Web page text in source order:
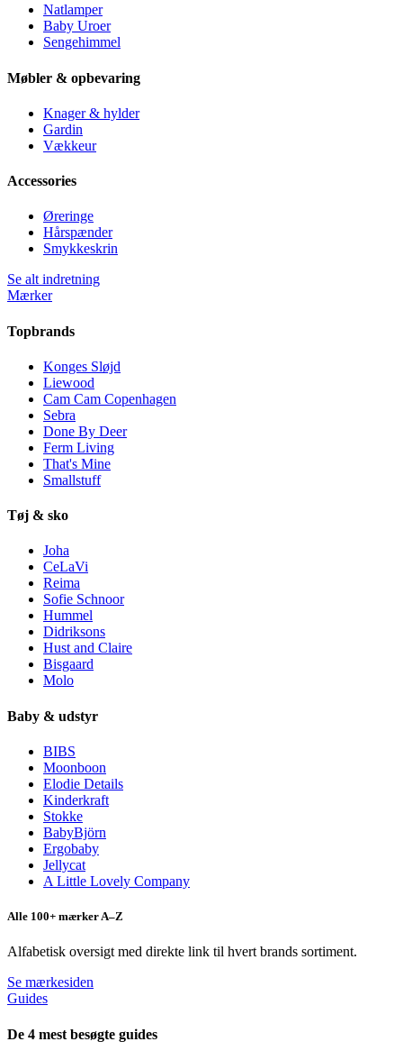
Natlamper
Baby Uroer
Sengehimmel
Møbler & opbevaring
Knager & hylder
Gardin
Vækkeur
Accessories
Øreringe
Hårspænder
Smykkeskrin
Se alt indretning
Mærker
Topbrands
Konges Sløjd
Liewood
Cam Cam Copenhagen
Sebra
Done By Deer
Ferm Living
That's Mine
Smallstuff
Tøj & sko
Joha
CeLaVi
Reima
Sofie Schnoor
Hummel
Didriksons
Hust and Claire
Bisgaard
Molo
Baby & udstyr
BIBS
Moonboon
Elodie Details
Kinderkraft
Stokke
BabyBjörn
Ergobaby
Jellycat
A Little Lovely Company
Alle 100+ mærker A–Z
Alfabetisk oversigt med direkte link til hvert brands sortiment.
Se mærkesiden
Guides
De 4 mest besøgte guides